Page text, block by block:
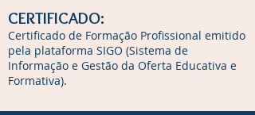
CERTIFICADO:
Certificado de Formação Profissional emitido
pela plataforma SIGO (Sistema de
Informação e Gestão da Oferta Educativa e
Formativa).